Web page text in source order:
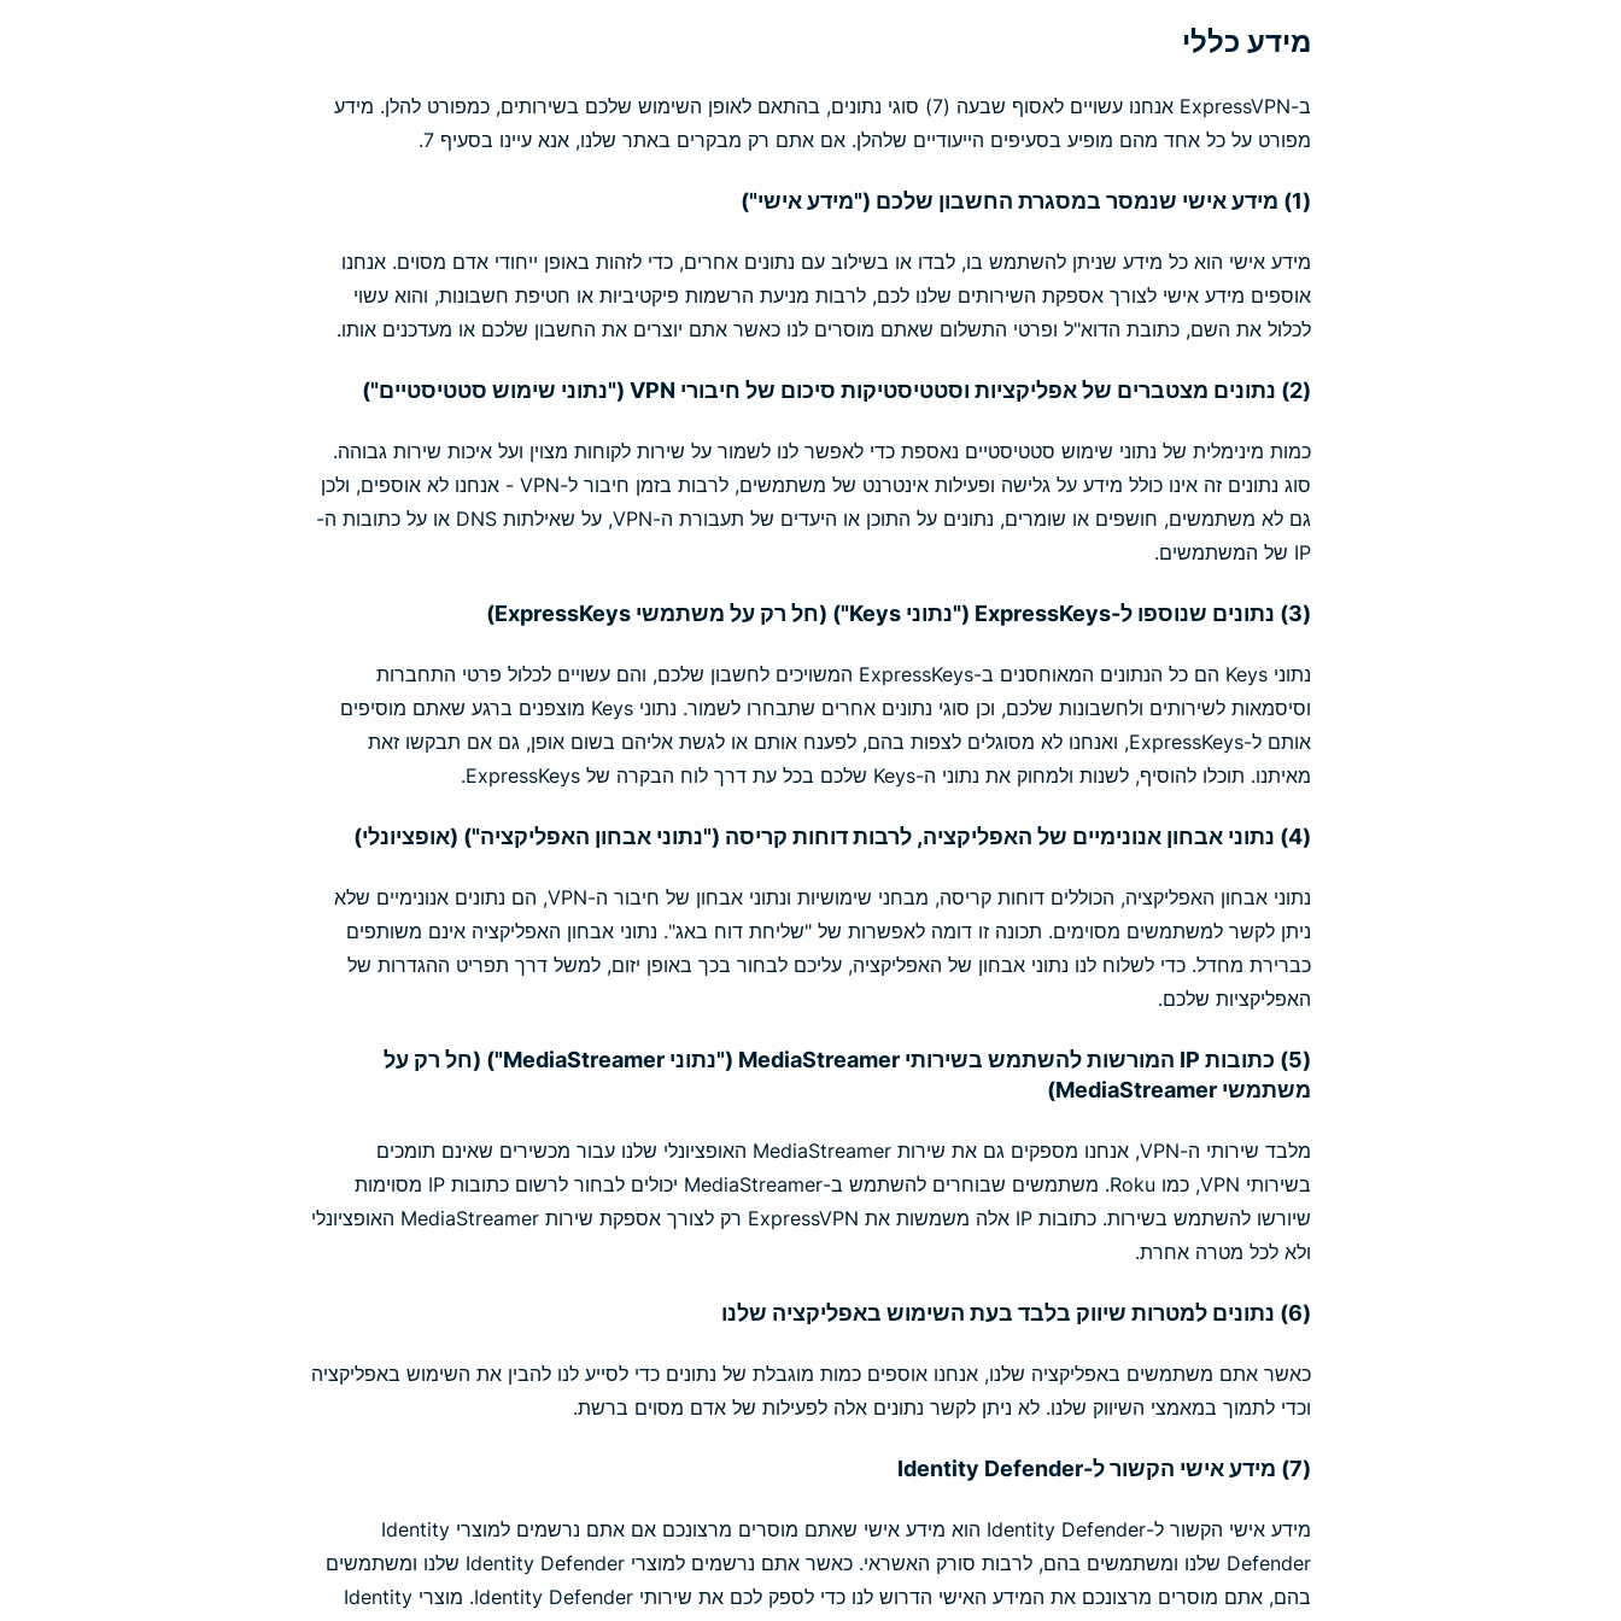
מידע כללי
ב-ExpressVPN אנחנו עשויים לאסוף שבעה (7) סוגי נתונים, בהתאם לאופן השימוש שלכם בשירותים, כמפורט להלן. מידע
מפורט על כל אחד מהם מופיע בסעיפים הייעודיים שלהלן. אם אתם רק מבקרים באתר שלנו, אנא עיינו בסעיף 7.
(1) מידע אישי שנמסר במסגרת החשבון שלכם ("מידע אישי")
מידע אישי הוא כל מידע שניתן להשתמש בו, לבדו או בשילוב עם נתונים אחרים, כדי לזהות באופן ייחודי אדם מסוים. אנחנו
אוספים מידע אישי לצורך אספקת השירותים שלנו לכם, לרבות מניעת הרשמות פיקטיביות או חטיפת חשבונות, והוא עשוי
לכלול את השם, כתובת הדוא"ל ופרטי התשלום שאתם מוסרים לנו כאשר אתם יוצרים את החשבון שלכם או מעדכנים אותו.
(2) נתונים מצטברים של אפליקציות וסטטיסטיקות סיכום של חיבורי VPN ("נתוני שימוש סטטיסטיים")
כמות מינימלית של נתוני שימוש סטטיסטיים נאספת כדי לאפשר לנו לשמור על שירות לקוחות מצוין ועל איכות שירות גבוהה.
סוג נתונים זה אינו כולל מידע על גלישה ופעילות אינטרנט של משתמשים, לרבות בזמן חיבור ל-VPN - אנחנו לא אוספים, ולכן
גם לא משתמשים, חושפים או שומרים, נתונים על התוכן או היעדים של תעבורת ה-VPN, על שאילתות DNS או על כתובות ה-
IP של המשתמשים.
(3) נתונים שנוספו ל-ExpressKeys ("נתוני Keys") (חל רק על משתמשי ExpressKeys)
נתוני Keys הם כל הנתונים המאוחסנים ב-ExpressKeys המשויכים לחשבון שלכם, והם עשויים לכלול פרטי התחברות
וסיסמאות לשירותים ולחשבונות שלכם, וכן סוגי נתונים אחרים שתבחרו לשמור. נתוני Keys מוצפנים ברגע שאתם מוסיפים
אותם ל-ExpressKeys, ואנחנו לא מסוגלים לצפות בהם, לפענח אותם או לגשת אליהם בשום אופן, גם אם תבקשו זאת
מאיתנו. תוכלו להוסיף, לשנות ולמחוק את נתוני ה-Keys שלכם בכל עת דרך לוח הבקרה של ExpressKeys.
(4) נתוני אבחון אנונימיים של האפליקציה, לרבות דוחות קריסה ("נתוני אבחון האפליקציה") (אופציונלי)
נתוני אבחון האפליקציה, הכוללים דוחות קריסה, מבחני שימושיות ונתוני אבחון של חיבור ה-VPN, הם נתונים אנונימיים שלא
ניתן לקשר למשתמשים מסוימים. תכונה זו דומה לאפשרות של "שליחת דוח באג". נתוני אבחון האפליקציה אינם משותפים
כברירת מחדל. כדי לשלוח לנו נתוני אבחון של האפליקציה, עליכם לבחור בכך באופן יזום, למשל דרך תפריט ההגדרות של
האפליקציות שלכם.
(5) כתובות IP המורשות להשתמש בשירותי MediaStreamer ("נתוני MediaStreamer") (חל רק על
משתמשי MediaStreamer)
מלבד שירותי ה-VPN, אנחנו מספקים גם את שירות MediaStreamer האופציונלי שלנו עבור מכשירים שאינם תומכים
בשירותי VPN, כמו Roku. משתמשים שבוחרים להשתמש ב-MediaStreamer יכולים לבחור לרשום כתובות IP מסוימות
שיורשו להשתמש בשירות. כתובות IP אלה משמשות את ExpressVPN רק לצורך אספקת שירות MediaStreamer האופציונלי
ולא לכל מטרה אחרת.
(6) נתונים למטרות שיווק בלבד בעת השימוש באפליקציה שלנו
כאשר אתם משתמשים באפליקציה שלנו, אנחנו אוספים כמות מוגבלת של נתונים כדי לסייע לנו להבין את השימוש באפליקציה
וכדי לתמוך במאמצי השיווק שלנו. לא ניתן לקשר נתונים אלה לפעילות של אדם מסוים ברשת.
(7) מידע אישי הקשור ל-Identity Defender
מידע אישי הקשור ל-Identity Defender הוא מידע אישי שאתם מוסרים מרצונכם אם אתם נרשמים למוצרי Identity
Defender שלנו ומשתמשים בהם, לרבות סורק האשראי. כאשר אתם נרשמים למוצרי Identity Defender שלנו ומשתמשים
בהם, אתם מוסרים מרצונכם את המידע האישי הדרוש לנו כדי לספק לכם את שירותי Identity Defender. מוצרי Identity